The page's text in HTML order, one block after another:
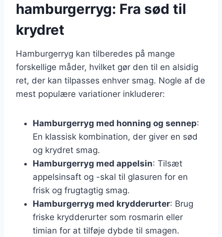
hamburgerryg: Fra sød til
krydret
Hamburgerryg kan tilberedes på mange
forskellige måder, hvilket gør den til en alsidig
ret, der kan tilpasses enhver smag. Nogle af de
mest populære variationer inkluderer:
Hamburgerryg med honning og sennep:
En klassisk kombination, der giver en sød
og krydret smag.
Hamburgerryg med appelsin: Tilsæt
appelsinsaft og -skal til glasuren for en
frisk og frugtagtig smag.
Hamburgerryg med krydderurter: Brug
friske krydderurter som rosmarin eller
timian for at tilføje dybde til smagen.